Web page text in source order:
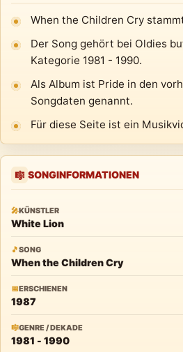
When the Children Cry
Der Song gehört bei Oldies
Kategorie 1981 - 1990.
Als Album ist Pride in den
Songdaten genannt.
Für diese Seite ist ein
🎼 SONGINFORMATIONEN
🎤KÜNSTLER
White Lion
🎵SONG
When the Children Cry
📅ERSCHIENEN
1987
🎼GENRE / DEKADE
1981 - 1990